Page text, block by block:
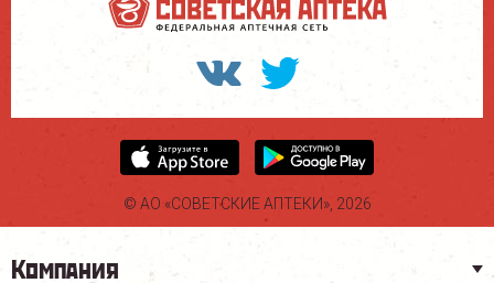
© АО «СОВЕТСКИЕ АПТЕКИ», 2026
Компания